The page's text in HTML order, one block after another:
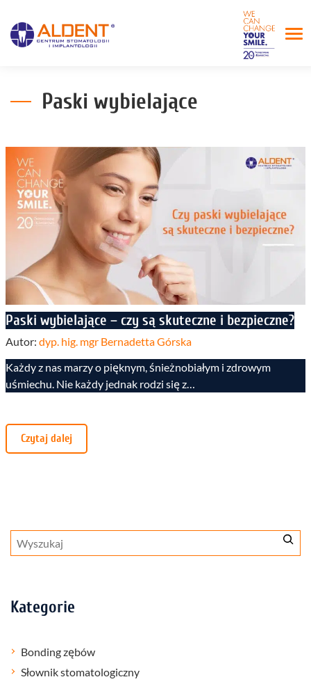
Paski wybielające
Paski wybielające – czy są skuteczne i bezpieczne?
Autor: dyp. hig. mgr Bernadetta Górska
Każdy z nas marzy o pięknym, śnieżnobiałym i zdrowym
uśmiechu. Nie każdy jednak rodzi się z…
Czytaj dalej
Kategorie
Bonding zębów
Słownik stomatologiczny